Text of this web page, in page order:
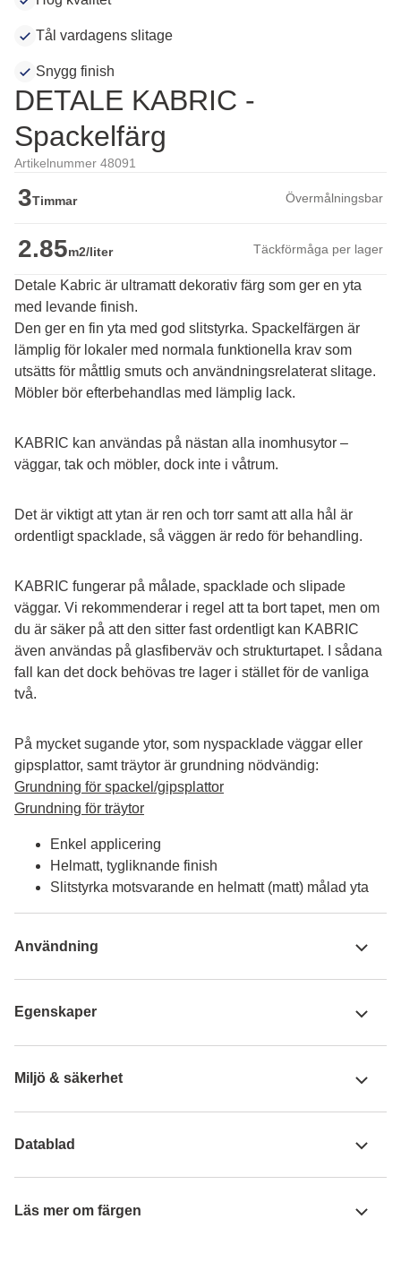
Tål vardagens slitage
Snygg finish
DETALE KABRIC -
Spackelfärg
Artikelnummer 48091
3Timmar Övermålningsbar
2.85m2/liter Täckförmåga per lager
Detale Kabric är ultramatt dekorativ färg som ger en yta
med levande finish.
Den ger en fin yta med god slitstyrka. Spackelfärgen är
lämplig för lokaler med normala funktionella krav som
utsätts för måttlig smuts och användningsrelaterat slitage.
Möbler bör efterbehandlas med lämplig lack.
KABRIC kan användas på nästan alla inomhusytor –
väggar, tak och möbler, dock inte i våtrum.
Det är viktigt att ytan är ren och torr samt att alla hål är
ordentligt spacklade, så väggen är redo för behandling.
KABRIC fungerar på målade, spacklade och slipade
väggar. Vi rekommenderar i regel att ta bort tapet, men om
du är säker på att den sitter fast ordentligt kan KABRIC
även användas på glasfiberväv och strukturtapet. I sådana
fall kan det dock behövas tre lager i stället för de vanliga
två.
På mycket sugande ytor, som nyspacklade väggar eller
gipsplattor, samt träytor är grundning nödvändig:
Grundning för spackel/gipsplattor
Grundning för träytor
Enkel applicering
Helmatt, tygliknande finish
Slitstyrka motsvarande en helmatt (matt) målad yta
Användning
Egenskaper
Miljö & säkerhet
Datablad
Läs mer om färgen